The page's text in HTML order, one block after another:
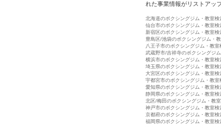
れた事業情報がリストアッ
北海道のボクシングジム・教室検
仙台市のボクシングジム・教室検
新宿区のボクシングジム・教室検
豊島区/池袋のボクシングジム・
八王子市のボクシングジム・教室
武蔵野市/吉祥寺のボクシングジ
横浜市のボクシングジム・教室検
埼玉県のボクシングジム・教室検
大宮区のボクシングジム・教室検
宇都宮市のボクシングジム・教室
愛知県のボクシングジム・教室検
静岡県のボクシングジム・教室検
北区/梅田のボクシングジム・教
神戸市のボクシングジム・教室検
京都府のボクシングジム・教室検
福岡県のボクシングジム・教室検